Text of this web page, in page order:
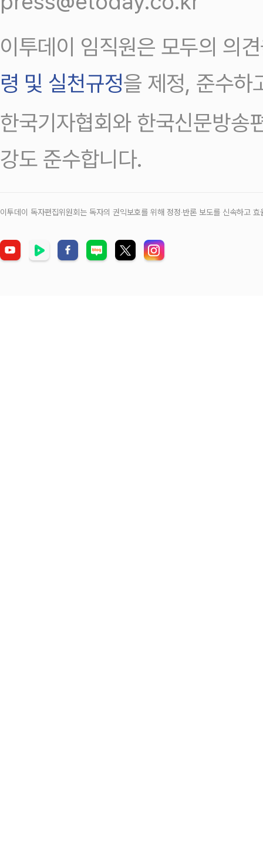
이투데이 임직원은 모두의 의
령 및 실천규정을 제정, 준수하
한국기자협회와 한국신문방송
강도 준수합니다.
이투데이 독자편집위원회는 독자의 권익보호를 위해 정정‧반론 보도를 신속하고